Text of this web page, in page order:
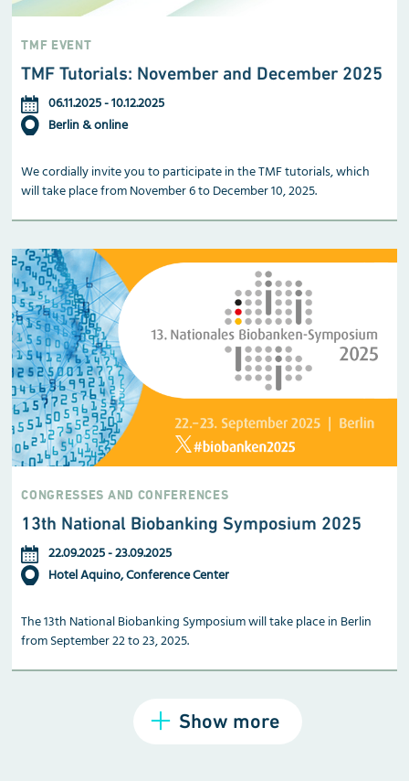
TMF EVENT
TMF Tutorials: November and December 2025
06.11.2025-10.12.2025
Berlin & online
We cordially invite you to participate in the TMF tutorials, which
will take place from November 6 to December 10, 2025.
CONGRESSES AND CONFERENCES
13th National Biobanking Symposium 2025
22.09.2025-23.09.2025
Hotel Aquino, Conference Center
The 13th National Biobanking Symposium will take place in Berlin
from September 22 to 23, 2025.
Show more